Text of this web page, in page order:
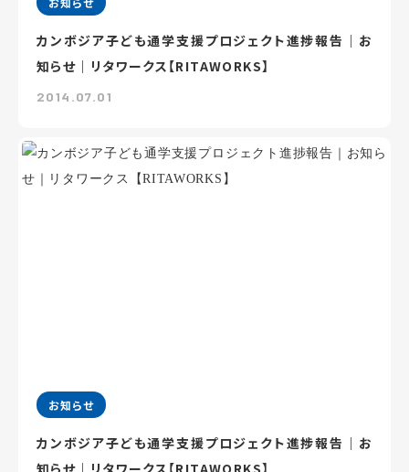
カンボジア子ども通学支援プロジェクト進捗報告｜お
知らせ｜リタワークス【RITAWORKS】
2014.07.01
お知らせ
カンボジア子ども通学支援プロジェクト進捗報告｜お
知らせ｜リタワークス【RITAWORKS】